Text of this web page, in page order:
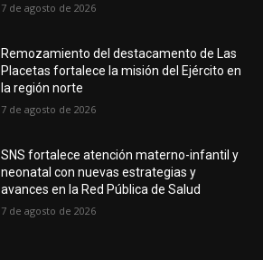
7 de agosto de 2026
Remozamiento del destacamento de Las
Placetas fortalece la misión del Ejército en
la región norte
7 de agosto de 2026
SNS fortalece atención materno-infantil y
neonatal con nuevas estrategias y
avances en la Red Pública de Salud
7 de agosto de 2026